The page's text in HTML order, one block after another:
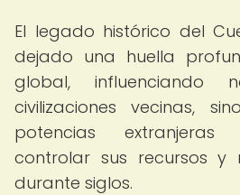
El legado histórico del
dejado una huella
global,
civilizaciones vecinas,
potencias
controlar sus recursos y
durante siglos.